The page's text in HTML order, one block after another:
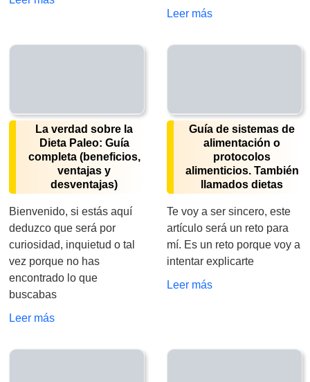
Leer más
La verdad sobre la
Dieta Paleo: Guía
completa (beneficios,
ventajas y
desventajas)
Bienvenido, si estás aquí
deduzco que será por
curiosidad, inquietud o tal
vez porque no has
encontrado lo que
buscabas
Leer más
Guía de sistemas de
alimentación o
protocolos
alimenticios. También
llamados dietas
Te voy a ser sincero, este
artículo será un reto para
mí. Es un reto porque voy a
intentar explicarte
Leer más